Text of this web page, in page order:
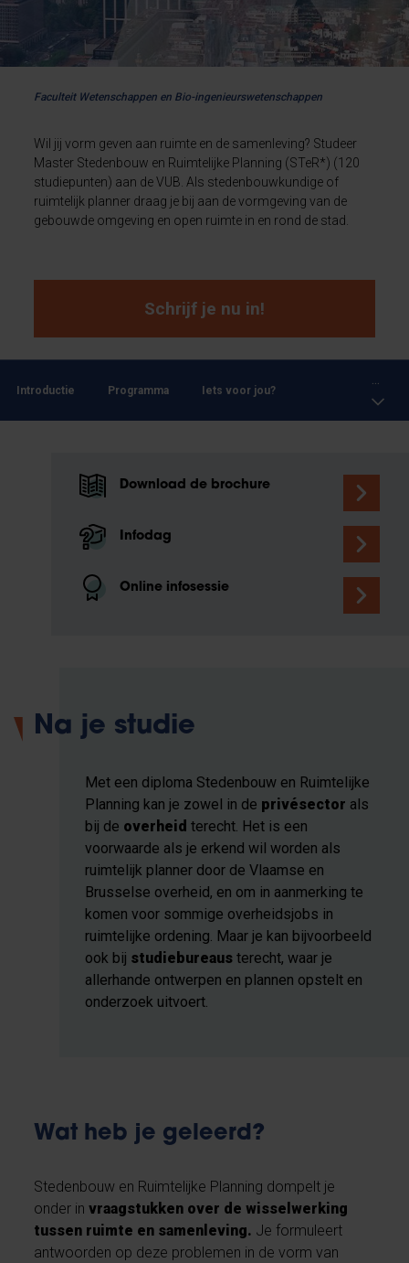
Faculteit Wetenschappen en Bio-ingenieurswetenschappen
Wil jij vorm geven aan ruimte en de samenleving? Studeer
Master Stedenbouw en Ruimtelijke Planning (STeR*) (120
studiepunten) aan de VUB. Als stedenbouwkundige of
ruimtelijk planner draag je bij aan de vormgeving van de
gebouwde omgeving en open ruimte in en rond de stad.
Schrijf je nu in!
Introductie Programma Iets voor jou?
Download de brochure
Infodag
Online infosessie
Na je studie
Met een diploma Stedenbouw en Ruimtelijke
Planning kan je zowel in de privésector als
bij de overheid terecht. Het is een
voorwaarde als je erkend wil worden als
ruimtelijk planner door de Vlaamse en
Brusselse overheid, en om in aanmerking te
komen voor sommige overheidsjobs in
ruimtelijke ordening. Maar je kan bijvoorbeeld
ook bij studiebureaus terecht, waar je
allerhande ontwerpen en plannen opstelt en
onderzoek uitvoert.
Wat heb je geleerd?
Stedenbouw en Ruimtelijke Planning dompelt je
onder invraagstukken over de wisselwerking
tussen ruimte en samenleving. Je formuleert
antwoorden op deze problemen in de vorm van